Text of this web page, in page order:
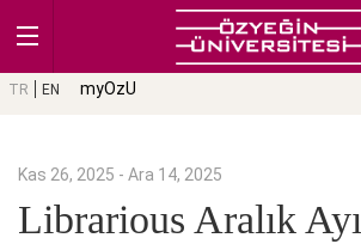
TR EN myOzU
Kas 26, 2025 - Ara 14, 2025
Librarious Aralık Ayı